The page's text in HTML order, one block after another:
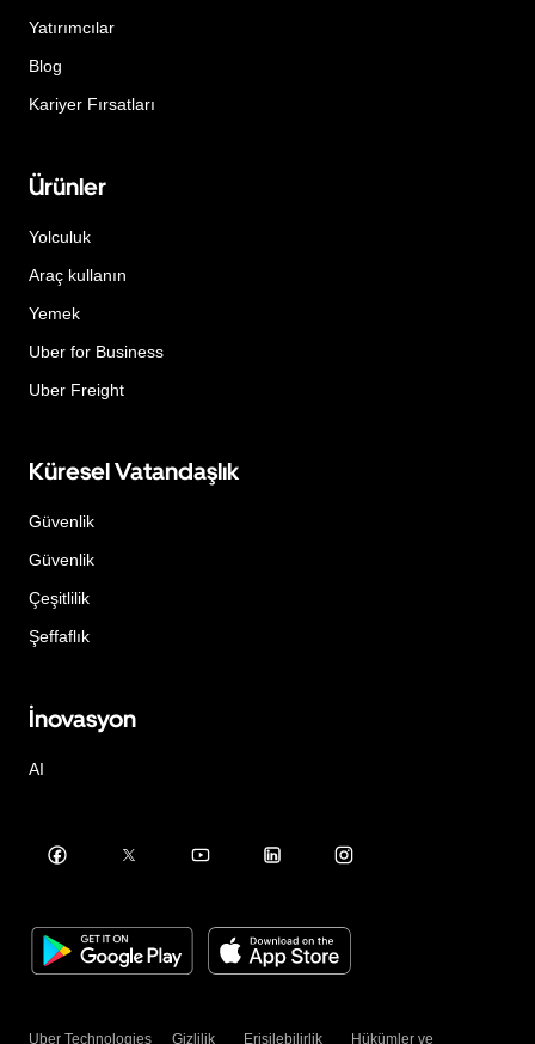
Yatırımcılar
Blog
Kariyer Fırsatları
Ürünler
Yolculuk
Araç kullanın
Yemek
Uber for Business
Uber Freight
Küresel Vatandaşlık
Güvenlik
Güvenlik
Çeşitlilik
Şeffaflık
İnovasyon
AI
Uber Technologies Gizlilik Erişilebilirlik Hükümler ve